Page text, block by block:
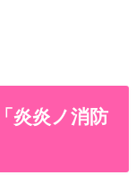
炎炎ノ消防